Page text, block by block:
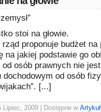
stoi na głowie.
proponuje budżet na
na jakiej podstawie go
osób prawnych nie
od osób
[...]
Lipiec, 2009 | Dostępne w